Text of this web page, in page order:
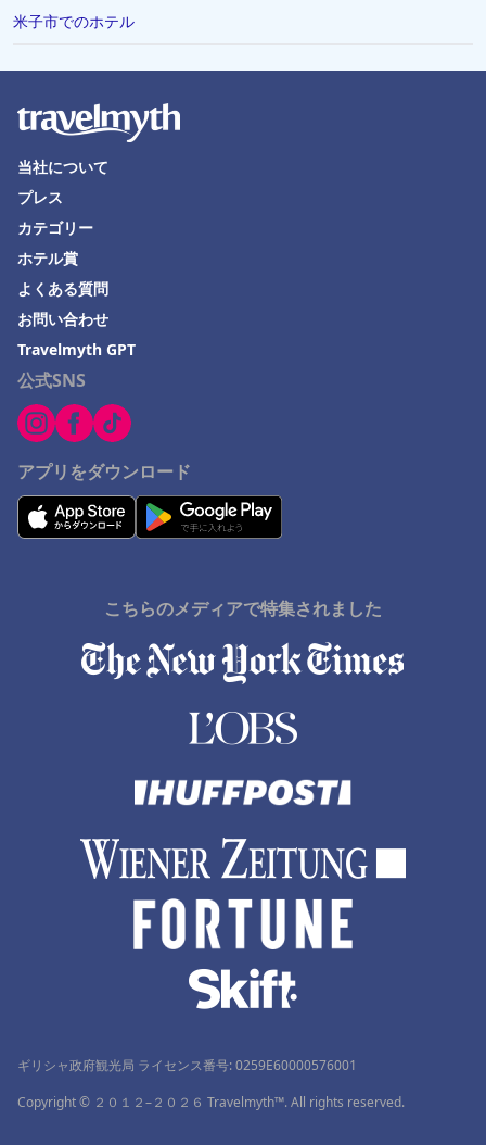
米子市でのホテル
公式SNS
アプリをダウンロード
当社について
プレス
カテゴリー
ホテル賞
よくある質問
お問い合わせ
Travelmyth GPT
こちらのメディアで特集されました
ギリシャ政府観光局 ライセンス番号: 0259Ε60000576001
Copyright © ２０１２–２０２６ Travelmyth™. All rights reserved.